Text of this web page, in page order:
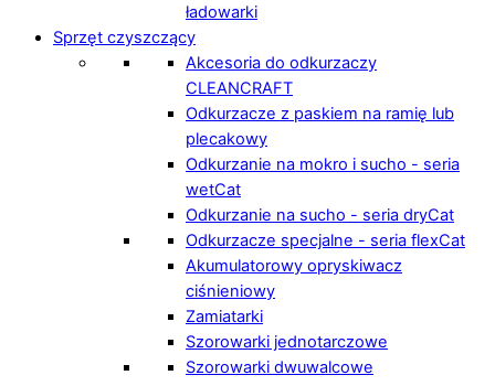
ładowarki
Sprzęt czyszczący
Akcesoria do odkurzaczy
CLEANCRAFT
Odkurzacze z paskiem na ramię lub
plecakowy
Odkurzanie na mokro i sucho - seria
wetCat
Odkurzanie na sucho - seria dryCat
Odkurzacze specjalne - seria flexCat
Akumulatorowy opryskiwacz
ciśnieniowy
Zamiatarki
Szorowarki jednotarczowe
Szorowarki dwuwalcowe